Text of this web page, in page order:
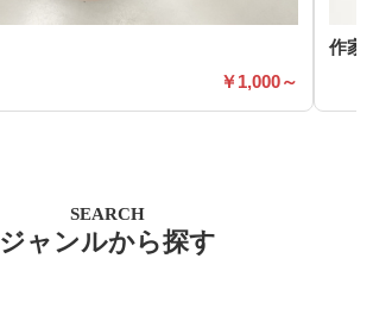
1,000～
作家
SEARCH
ジャンルから探す